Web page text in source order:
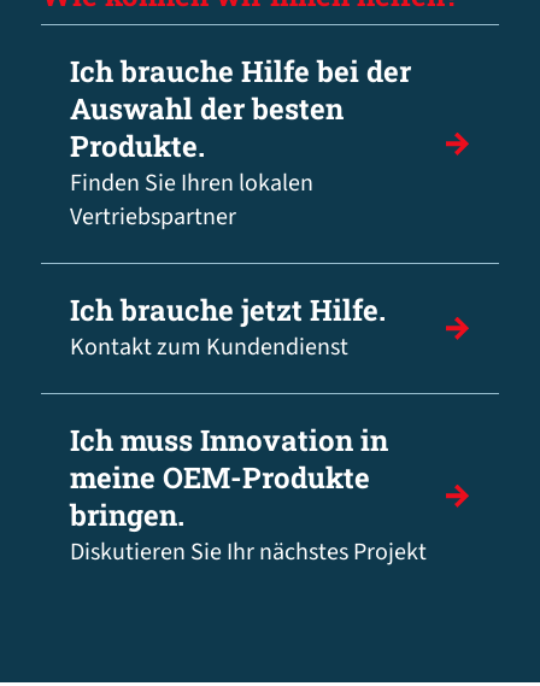
Ich brauche Hilfe bei der
Auswahl der besten
Produkte.
Finden Sie Ihren lokalen
Vertriebspartner
Ich brauche jetzt Hilfe.
Kontakt zum Kundendienst
Ich muss Innovation in
meine OEM-Produkte
bringen.
Diskutieren Sie Ihr nächstes Projekt